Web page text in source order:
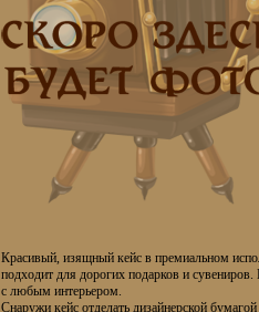
Красивый, изящный кейс в премиальном
подходит для дорогих подарков и
с любым интерьером.
Снаружи кейс отделать дизайнерской